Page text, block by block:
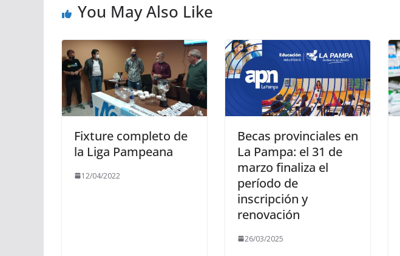
You May Also Like
Fixture completo de
la Liga Pampeana
12/04/2022
Becas provinciales en
La Pampa: el 31 de
marzo finaliza el
período de
inscripción y
renovación
26/03/2025